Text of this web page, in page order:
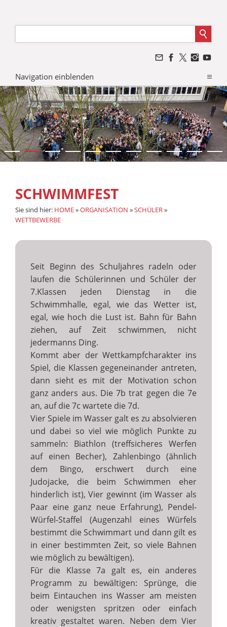
Navigation einblenden
SCHWIMMFEST
Sie sind hier: HOME»ORGANISATION »SCHÜLER»
WETTBEWERBE
Seit Beginn des Schuljahres radeln oder
laufen die Schülerinnen und Schüler der
7.Klassen jeden Dienstag in die
Schwimmhalle, egal, wie das Wetter ist,
egal, wie hoch die Lust ist. Bahn für Bahn
ziehen, auf Zeit schwimmen, nicht
jedermanns Ding.
Kommt aber der Wettkampfcharakter ins
Spiel, die Klassen gegeneinander antreten,
dann sieht es mit der Motivation schon
ganz anders aus. Die 7b trat gegen die 7e
an, auf die 7c wartete die 7d.
Vier Spiele im Wasser galt es zu absolvieren
und dabei so viel wie möglich Punkte zu
sammeln: Biathlon (treffsicheres Werfen
auf einen Becher), Zahlenbingo (ähnlich
dem Bingo, erschwert durch eine
Judojacke, die beim Schwimmen eher
hinderlich ist), Vier gewinnt (im Wasser als
Paar eine ganz neue Erfahrung), Pendel-
Würfel-Staffel (Augenzahl eines Würfels
bestimmt die Schwimmart und dann gilt es
in einer bestimmten Zeit, so viele Bahnen
wie möglich zu bewältigen).
Für die Klasse 7a galt es, ein anderes
Programm zu bewältigen: Sprünge, die
beim Eintauchen ins Wasser am meisten
oder wenigsten spritzen oder einfach
kreativ gestaltet waren. Neben dem Vier